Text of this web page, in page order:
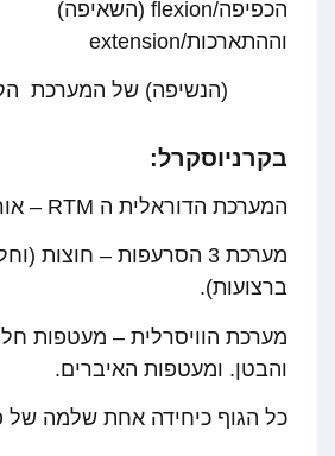
הכפיפה/flexion (השאיפה)
וההתארכות/extension
(הנשיפה) של המערכת
בקרניוסקרל:
המערכת הדוראלית ה RTM – אורכי ורוחבי.
מערכת 3 הסרעפות – חוצות
ברצועות).
מערכת הוויסרלית – מעטפות
והבטן. ומעטפות האיברים.
כל הגוף כיחידה אחת שלמה של